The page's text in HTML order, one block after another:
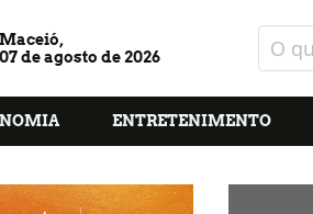
Maceió,
07 de agosto de 2026
ENTRETENIMENTO